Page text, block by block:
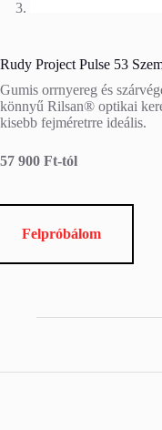
Rudy Project Pulse 53
Gumis orrnyereg és
könnyű Rilsan® optikai
kisebb fejméretrre ideális.
57 900 Ft-tól
Felpróbálom